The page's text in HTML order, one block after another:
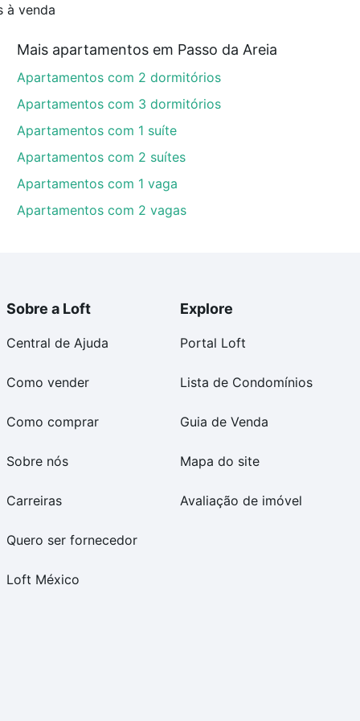
à venda
Mais apartamentos em Passo da Areia
Apartamentos com 2 dormitórios
Apartamentos com 3 dormitórios
Apartamentos com 1 suíte
Apartamentos com 2 suítes
Apartamentos com 1 vaga
Apartamentos com 2 vagas
Sobre a Loft
Central de Ajuda
Como vender
Como comprar
Sobre nós
Carreiras
Quero ser fornecedor
Loft México
Explore
Portal Loft
Lista de Condomínios
Guia de Venda
Mapa do site
Avaliação de imóvel